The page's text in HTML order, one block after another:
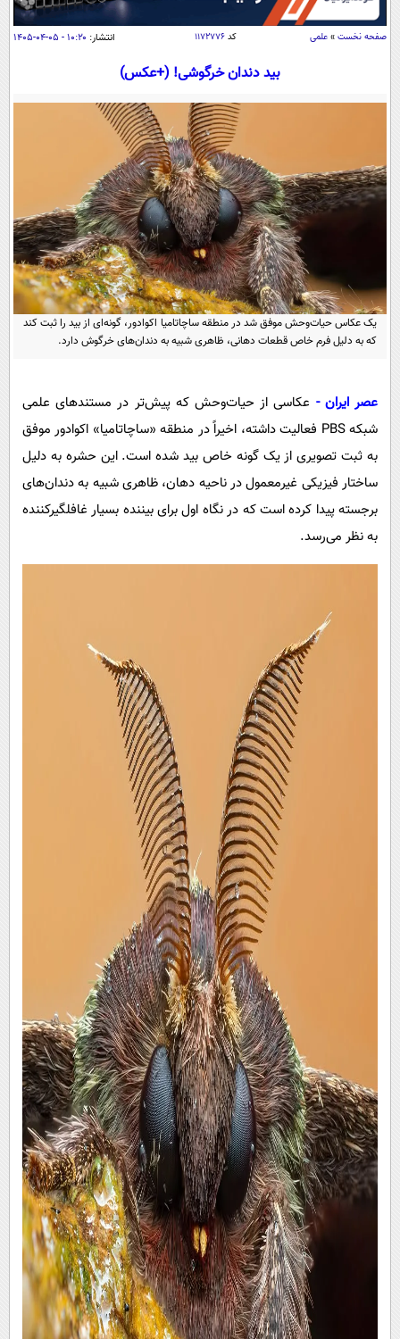
اقتصاد
اقتصادی
جامعه
حوادث
سلامت
یک برش دانایی
محیط زیست
سفر و تفریح
بین الملل
سیاست خارجی
فرهنگ و هنر
علم و دانش
فناوری و It
علمی
اخبار کریپتو
قرآن
گوناگون
سرگرمی
باشگاه مغز
مجله تصویری سلاح
فیلم
اقتصاد
ورزش
سرگرمی
فناوری
حوادث
سیاست خارجی
عصر ایران 2
خواندنی ها و دیدنی ها
پیامک
روانشناسی
دانلود
آموزش زبان
صفحه نخست » علمی کد ۱۱۷۲۷۷۶ انتشار: ۱۰:۲۰ - ۰۵-۰۴-۱۴۰۵
بید دندان خرگوشی! (+عکس)
یک عکاس حیات‌وحش موفق شد در منطقه ساچاتامیا اکوادور، گونه‌ای از بید را ثبت کند
که به دلیل فرم خاص قطعات دهانی، ظاهری شبیه به دندان‌های خرگوش دارد.
عصر ایران - عکاسی از حیات‌وحش که پیش‌تر در مستندهای علمی
شبکه PBS فعالیت داشته، اخیراً در منطقه «ساچاتامیا» اکوادور موفق
به ثبت تصویری از یک گونه خاص بید شده است. این حشره به دلیل
ساختار فیزیکی غیرمعمول در ناحیه دهان، ظاهری شبیه به دندان‌های
برجسته پیدا کرده است که در نگاه اول برای بیننده بسیار غافلگیرکننده
به نظر می‌رسد.